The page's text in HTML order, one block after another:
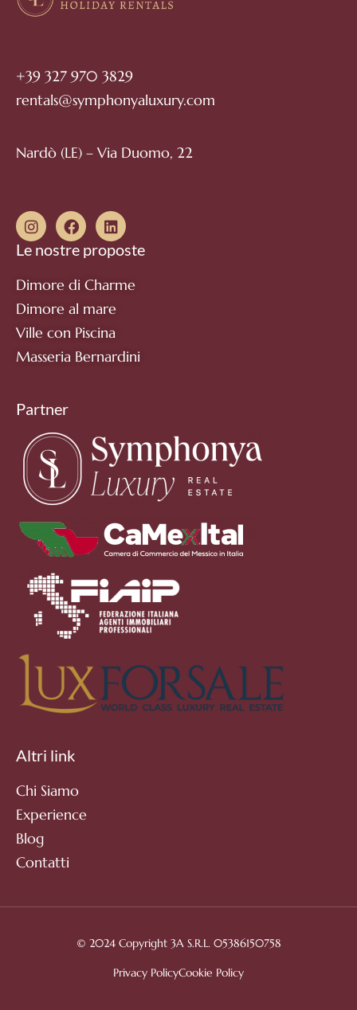
+39 327 970 3829
rentals@symphonyaluxury.com
Nardò (LE) – Via Duomo, 22
Le nostre proposte
Dimore di Charme
Dimore al mare
Ville con Piscina
Masseria Bernardini
Partner
Altri link
Chi Siamo
Experience
Blog
Contatti
© 2024 Copyright 3A S.R.L. 05386150758
Privacy PolicyCookie Policy